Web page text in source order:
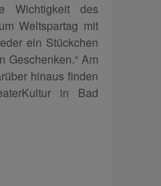
Wichtigkeit des
Weltspartag mit
ein Stückchen
Geschenken.“ Am
hinaus finden
in Bad